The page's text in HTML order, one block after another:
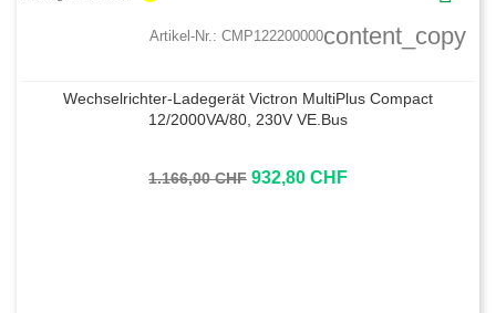
Artikel-Nr.: CMP122200000content_copy
Wechselrichter-Ladegerät Victron MultiPlus Compact
12/2000VA/80, 230V VE.Bus
1.166,00 CHF 932,80 CHF